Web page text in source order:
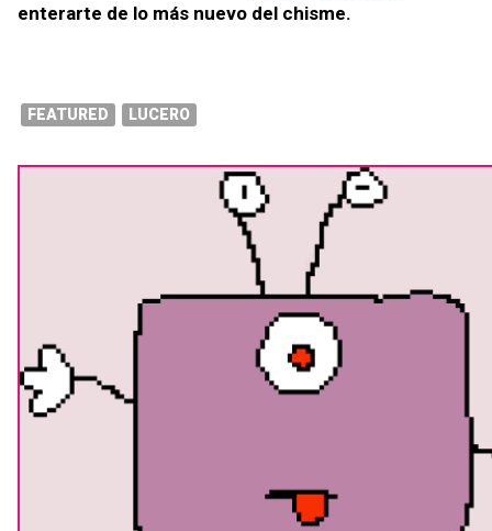
enterarte de lo más nuevo del chisme.
FEATURED LUCERO